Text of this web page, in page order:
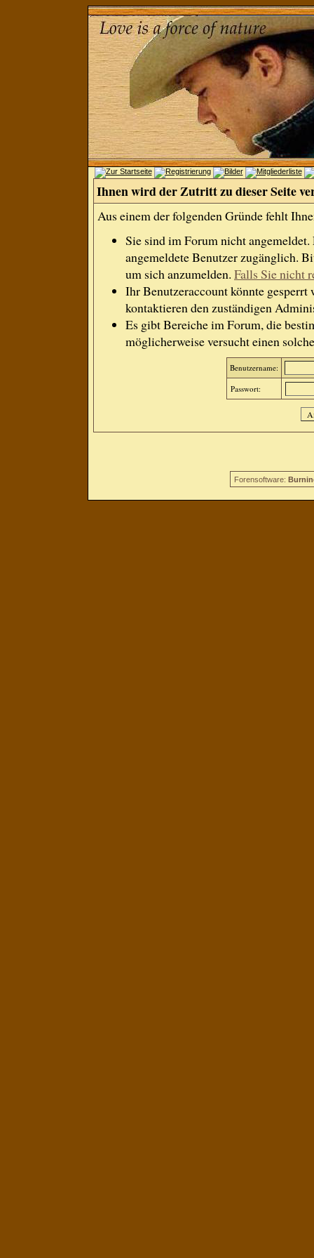
Ihnen wird der Zutritt zu dieser Seite
Aus einem der folgenden Gründe fehlt
Sie sind im Forum nicht
angemeldete Benutzer zugänglich.
um sich anzumelden. Falls Sie nicht
Ihr Benutzeraccount könnte gesperrt
kontaktieren den zuständigen
Es gibt Bereiche im Forum, die
möglicherweise versucht einen
Benutzername:
Passwort:
Forensoftware: